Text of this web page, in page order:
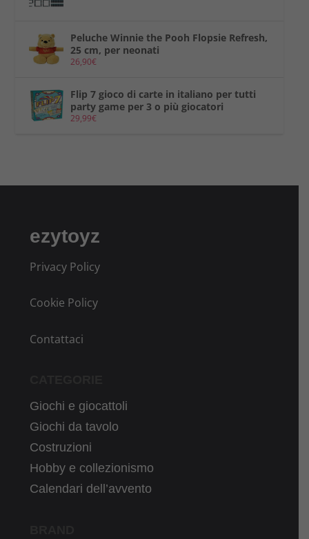
Peluche Winnie the Pooh Flopsie Refresh,
25 cm, per neonati
26,90€
Flip 7 gioco di carte in italiano per tutti
party game per 3 o più giocatori
29,99€
ezytoyz
Privacy Policy
Cookie Policy
Contattaci
Giochi e giocattoli
Giochi da tavolo
Costruzioni
Hobby e collezionismo
Calendari dell’avvento